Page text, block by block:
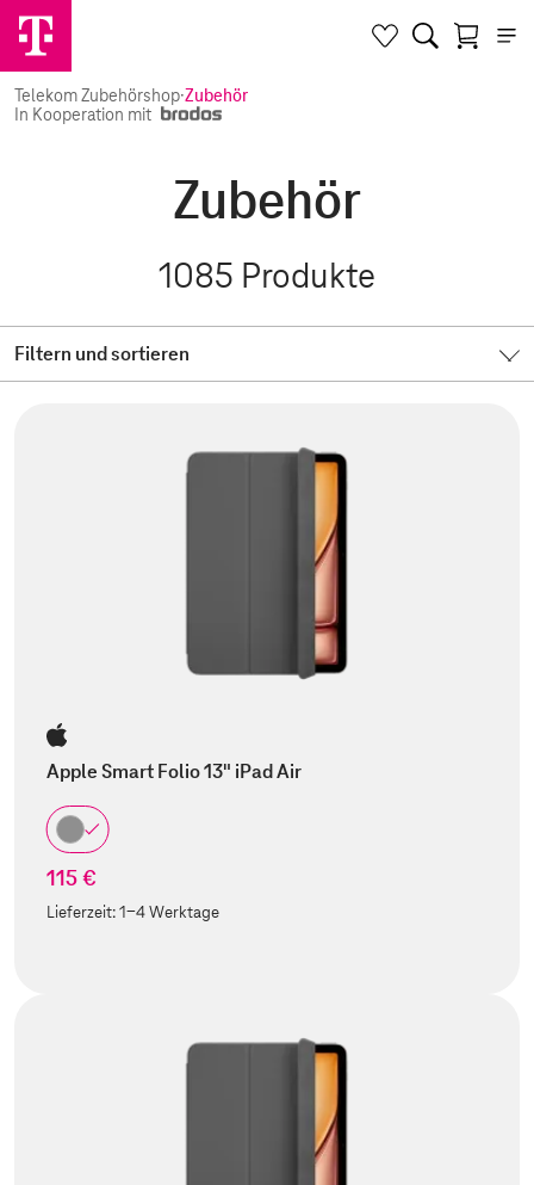
Telekom Zubehörshop·Zubehör
In Kooperation mit
Zubehör
1085 Produkte
Filtern und sortieren
Apple Smart Folio 13" iPad Air
115 €
Lieferzeit:1-4 Werktage